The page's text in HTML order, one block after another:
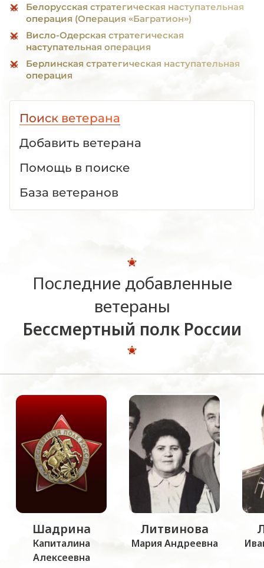
Белорусская стратегическая наступательная
операция (Операция «Багратион»)
Висло-Одерская стратегическая
наступательная операция
Берлинская стратегическая наступательная
операция
Поиск ветерана
Добавить ветерана
Помощь в поиске
База ветеранов
Последние добавленные
ветераны
Бессмертный полк России
Шадрина
Капиталина
Алексеевна
Литвинова
Мария Андреевна